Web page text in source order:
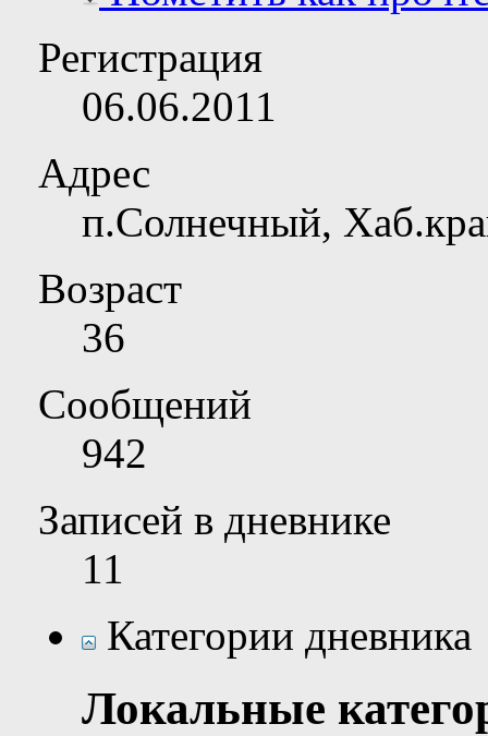
Регистрация
06.06.2011
Адрес
п.Солнечный,
Возраст
36
Сообщений
942
Записей в дневнике
11
Категории дневника
Локальные